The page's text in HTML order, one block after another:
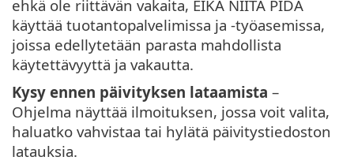
ehkä ole riittävän vakaita, EIKÄ NIITÄ PIDÄ
käyttää tuotantopalvelimissa ja -työasemissa,
joissa edellytetään parasta mahdollista
käytettävyyttä ja vakautta.
Kysy ennen päivityksen lataamista –
Ohjelma näyttää ilmoituksen, jossa voit valita,
haluatko vahvistaa tai hylätä päivitystiedoston
latauksia.